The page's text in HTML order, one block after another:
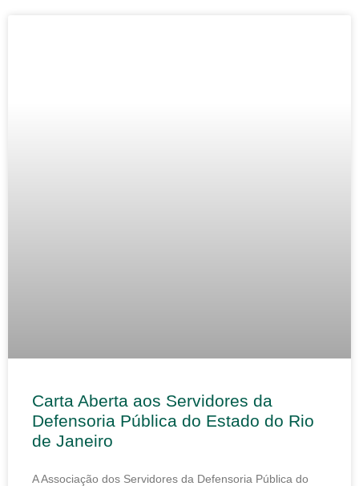
Carta Aberta aos Servidores da
Defensoria Pública do Estado do Rio
de Janeiro
A Associação dos Servidores da Defensoria Pública do